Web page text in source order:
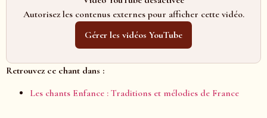
Autorisez les contenus externes pour afficher cette vidéo.
Gérer les vidéos YouTube
Retrouvez ce chant dans :
Les chants Enfance : Traditions et mélodies de France